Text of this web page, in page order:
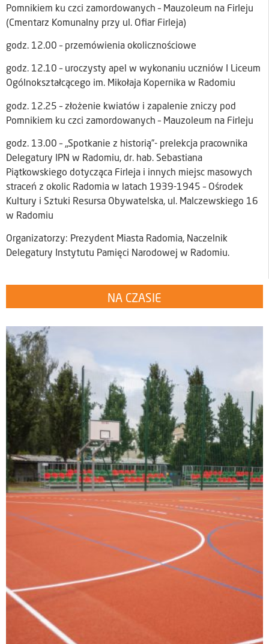
Pomnikiem ku czci zamordowanych – Mauzoleum na Firleju
(Cmentarz Komunalny przy ul. Ofiar Firleja)
godz. 12.00 – przemówienia okolicznościowe
godz. 12.10 – uroczysty apel w wykonaniu uczniów I Liceum
Ogólnokształcącego im. Mikołaja Kopernika w Radomiu
godz. 12.25 – złożenie kwiatów i zapalenie zniczy pod
Pomnikiem ku czci zamordowanych – Mauzoleum na Firleju
godz. 13.00 – „Spotkanie z historią”- prelekcja pracownika
Delegatury IPN w Radomiu, dr. hab. Sebastiana
Piątkowskiego dotycząca Firleja i innych miejsc masowych
straceń z okolic Radomia w latach 1939-1945 – Ośrodek
Kultury i Sztuki Resursa Obywatelska, ul. Malczewskiego 16
w Radomiu
Organizatorzy: Prezydent Miasta Radomia, Naczelnik
Delegatury Instytutu Pamięci Narodowej w Radomiu.
NA CZASIE